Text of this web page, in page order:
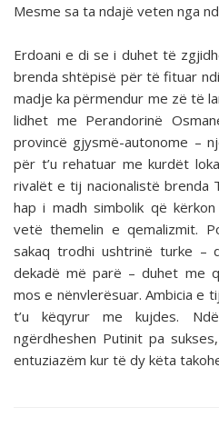
Mesme sa ta ndajë veten nga
Erdoani e di se i duhet të
brenda shtëpisë për të fituar
madje ka përmendur me zë të
lidhet me Perandorinë
provincë gjysmë-autonome –
për t’u rehatuar me kurdët
rivalët e tij nacionalistë brenda
hap i madh simbolik që
vetë themelin e qemalizmit.
sakaq trodhi ushtrinë turke –
dekadë më parë – duhet me
mos e nënvlerësuar. Ambicia e
t’u këqyrur me kujdes.
ngërdheshen Putinit pa
entuziazëm kur të dy këta